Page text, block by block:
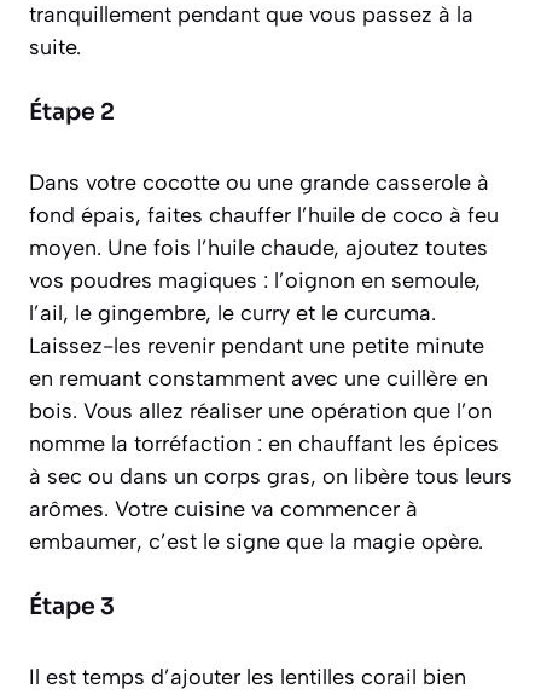
tranquillement pendant que vous passez à la
suite.
Étape 2
Dans votre cocotte ou une grande casserole à
fond épais, faites chauffer l’huile de coco à feu
moyen. Une fois l’huile chaude, ajoutez toutes
vos poudres magiques : l’oignon en semoule,
l’ail, le gingembre, le curry et le curcuma.
Laissez-les revenir pendant une petite minute
en remuant constamment avec une cuillère en
bois. Vous allez réaliser une opération que l’on
nomme la torréfaction : en chauffant les épices
à sec ou dans un corps gras, on libère tous leurs
arômes. Votre cuisine va commencer à
embaumer, c’est le signe que la magie opère.
Étape 3
Il est temps d’ajouter les lentilles corail bien